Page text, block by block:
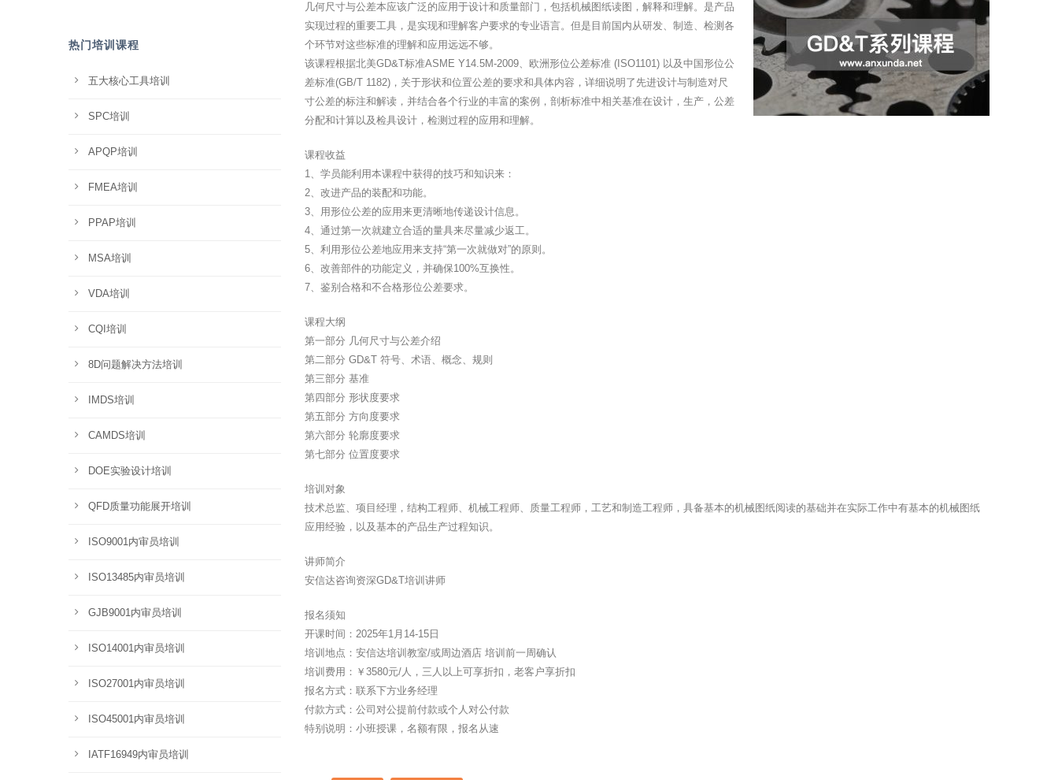
几何尺寸与公差本应该广泛的应用于设计和质量部门，包括机械图纸读图，解释和理解。是产品
实现过程的重要工具，是实现和理解客户要求的专业语言。但是目前国内从研发、制造、检测各
个环节对这些标准的理解和应用远远不够。
该课程根据北美GD&T标准ASME Y14.5M-2009、欧洲形位公差标准 (ISO1101) 以及中国形位公
差标准(GB/T 1182)，关于形状和位置公差的要求和具体内容，详细说明了先进设计与制造对尺
寸公差的标注和解读，并结合各个行业的丰富的案例，剖析标准中相关基准在设计，生产，公差
分配和计算以及检具设计，检测过程的应用和理解。
课程收益
1、学员能利用本课程中获得的技巧和知识来：
2、改进产品的装配和功能。
3、用形位公差的应用来更清晰地传递设计信息。
4、通过第一次就建立合适的量具来尽量减少返工。
5、利用形位公差地应用来支持“第一次就做对”的原则。
6、改善部件的功能定义，并确保100%互换性。
7、鉴别合格和不合格形位公差要求。
课程大纲
第一部分 几何尺寸与公差介绍
第二部分 GD&T 符号、术语、概念、规则
第三部分 基准
第四部分 形状度要求
第五部分 方向度要求
第六部分 轮廓度要求
第七部分 位置度要求
培训对象
技术总监、项目经理，结构工程师、机械工程师、质量工程师，工艺和制造工程师，具备基本的机械图纸阅读的基础并在实际工作中有基本的机械图纸
应用经验，以及基本的产品生产过程知识。
讲师简介
安信达咨询资深GD&T培训讲师
报名须知
开课时间：2025年1月14-15日
培训地点：安信达培训教室/或周边酒店 培训前一周确认
培训费用：￥3580元/人，三人以上可享折扣，老客户享折扣
报名方式：联系下方业务经理
付款方式：公司对公提前付款或个人对公付款
特别说明：小班授课，名额有限，报名从速
热门培训课程
五大核心工具培训
SPC培训
APQP培训
FMEA培训
PPAP培训
MSA培训
VDA培训
CQI培训
8D问题解决方法培训
IMDS培训
CAMDS培训
DOE实验设计培训
QFD质量功能展开培训
ISO9001内审员培训
ISO13485内审员培训
GJB9001内审员培训
ISO14001内审员培训
ISO27001内审员培训
ISO45001内审员培训
IATF16949内审员培训